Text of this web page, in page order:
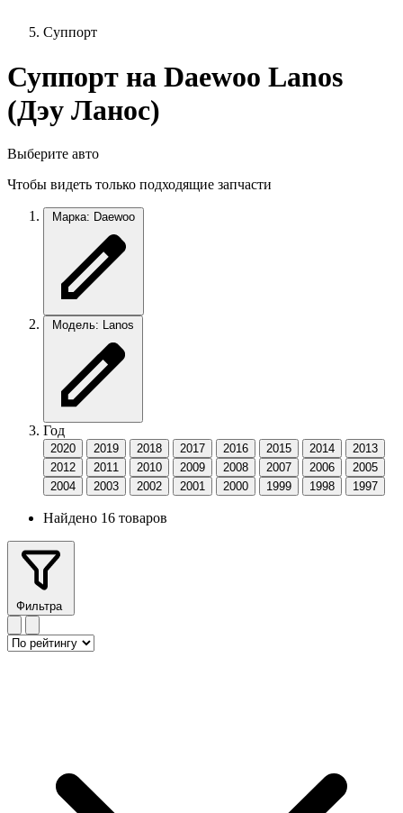
Суппорт
Суппорт на Daewoo Lanos
(Дэу Ланос)
Выберите авто
Чтобы видеть только подходящие запчасти
Марка: Daewoo
Модель: Lanos
Год
2020 2019 2018 2017 2016 2015 2014
2013
2012
2011 2010 2009 2008 2007 2006
2005
2004
2003 2002 2001 2000 1999 1998 1997
Найдено 16 товаров
Фильтра